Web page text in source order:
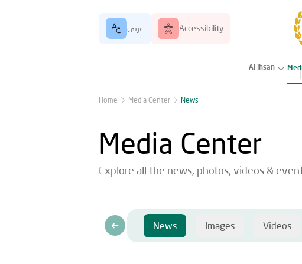
عربي Accessibility
Al Ihsan
Home Media Center News
Media Center
Explore all the news, photos, videos &
News Images Videos